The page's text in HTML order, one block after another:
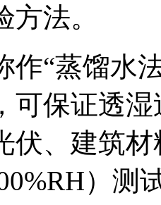
法。
作“蒸馏水
可保证透
伏、建筑
）